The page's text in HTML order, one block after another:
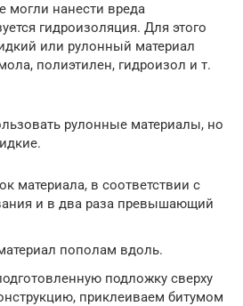
могли нанести вреда
гидроизоляция. Для этого
или рулонный материал
полиэтилен, гидроизол и т.
рулонные материалы, но
материала, в соответствии с
и в два раза превышающий
пополам вдоль.
подложку сверху
приклеиваем битумом